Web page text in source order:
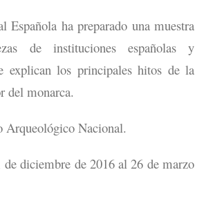
Española ha preparado una muestra
de instituciones españolas y
explican los principales hitos de la
del monarca.
Arqueológico Nacional.
de diciembre de 2016 al 26 de marzo